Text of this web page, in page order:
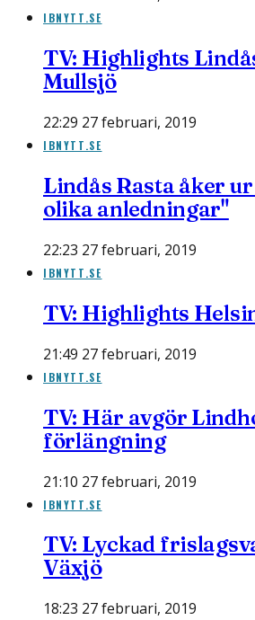
IBNYTT.SE
TV: Highlights
Mullsjö
22:29 27 februari, 2019
IBNYTT.SE
Lindås Rasta åker ur
olika anledningar"
22:23 27 februari, 2019
IBNYTT.SE
TV: Highlights
21:49 27 februari, 2019
IBNYTT.SE
TV: Här avgör
förlängning
21:10 27 februari, 2019
IBNYTT.SE
TV: Lyckad
Växjö
18:23 27 februari, 2019